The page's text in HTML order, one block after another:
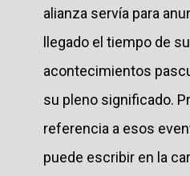
alianza servía para
llegado el tiempo de
acontecimientos
su pleno significado.
referencia a esos
puede escribir en la